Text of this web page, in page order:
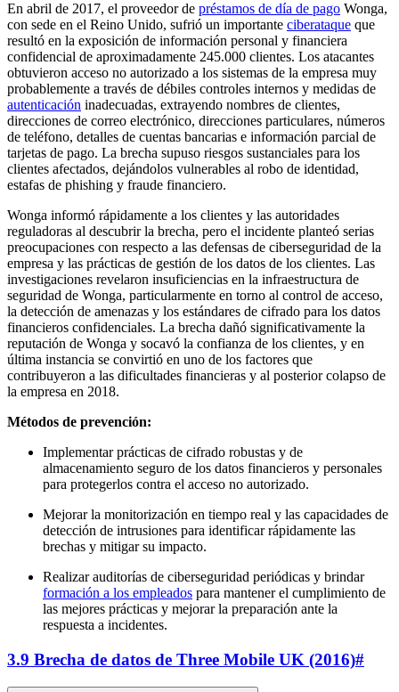
En abril de 2017, el proveedor de préstamos de día de pago Wonga,
con sede en el Reino Unido, sufrió un importante ciberataque que
resultó en la exposición de información personal y financiera
confidencial de aproximadamente 245.000 clientes. Los atacantes
obtuvieron acceso no autorizado a los sistemas de la empresa muy
probablemente a través de débiles controles internos y medidas de
autenticación inadecuadas, extrayendo nombres de clientes,
direcciones de correo electrónico, direcciones particulares, números
de teléfono, detalles de cuentas bancarias e información parcial de
tarjetas de pago. La brecha supuso riesgos sustanciales para los
clientes afectados, dejándolos vulnerables al robo de identidad,
estafas de phishing y fraude financiero.
Wonga informó rápidamente a los clientes y las autoridades
reguladoras al descubrir la brecha, pero el incidente planteó serias
preocupaciones con respecto a las defensas de ciberseguridad de la
empresa y las prácticas de gestión de los datos de los clientes. Las
investigaciones revelaron insuficiencias en la infraestructura de
seguridad de Wonga, particularmente en torno al control de acceso,
la detección de amenazas y los estándares de cifrado para los datos
financieros confidenciales. La brecha dañó significativamente la
reputación de Wonga y socavó la confianza de los clientes, y en
última instancia se convirtió en uno de los factores que
contribuyeron a las dificultades financieras y al posterior colapso de
la empresa en 2018.
Métodos de prevención:
Implementar prácticas de cifrado robustas y de
almacenamiento seguro de los datos financieros y personales
para protegerlos contra el acceso no autorizado.
Mejorar la monitorización en tiempo real y las capacidades de
detección de intrusiones para identificar rápidamente las
brechas y mitigar su impacto.
Realizar auditorías de ciberseguridad periódicas y brindar
formación a los empleados para mantener el cumplimiento de
las mejores prácticas y mejorar la preparación ante la
respuesta a incidentes.
3.9 Brecha de datos de Three Mobile UK (2016)#